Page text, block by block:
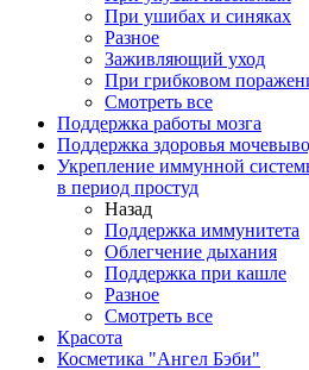
При ушибах и синяках
Разное
Заживляющий уход
При грибковом
Смотреть все
Поддержка работы мозга
Поддержка здоровья
Укрепление иммунной
в период простуд
Назад
Поддержка иммунитета
Облегчение дыхания
Поддержка при кашле
Разное
Смотреть все
Красота
Косметика "Ангел Бэби"